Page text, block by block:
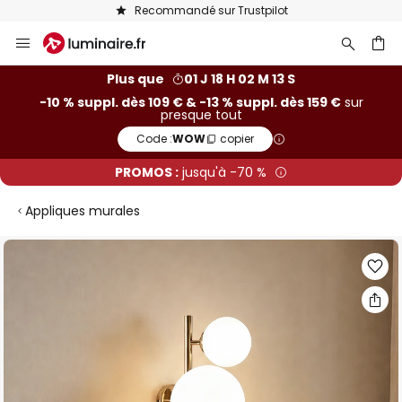
Recommandé sur Trustpilot
Allez
au
Plus que
01 J 18 H 02 M 12 S
-10 % suppl. dès 109 € & -13 % suppl. dès 159 €sur
presque tout
Code :WOW copier
PROMOS : jusqu'à -70 %
Appliques murales
Skip